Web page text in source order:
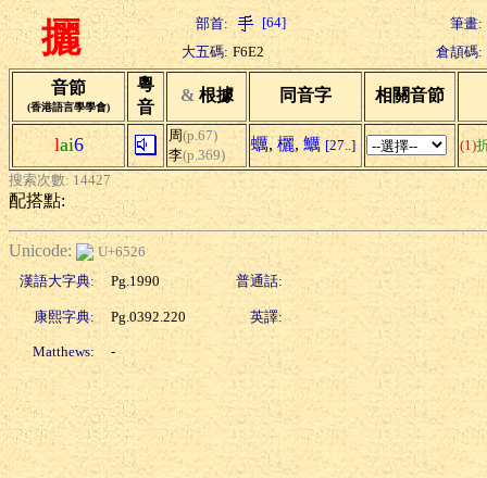
攦 部首: [64]
筆畫:
大五碼: F6E2 倉頡碼:
音節
(香港語言學學會)
粵
音
& 根據 同音字 相關音節
lai6 周(p.67)
李(p.369)
蠣, 欐, 鱱 [27..] (1)
搜索次數: 14427
配搭點:
Unicode:
U+6526
漢語大字典:
Pg.1990 普通話:
康熙字典: Pg.0392.220 英譯:
Matthews: -